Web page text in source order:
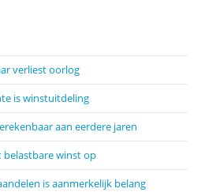
verliest oorlog
is winstuitdeling
aan eerdere jaren
belastbare winst op
is aanmerkelijk belang